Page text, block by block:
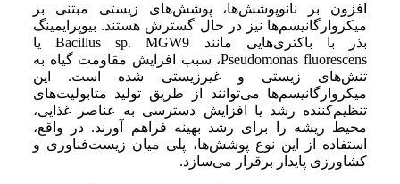
افزون بر نانوپوشش‌ها، پوشش‌های زیستی مبتنی بر
میکروارگانیسم‌ها نیز در حال گسترش هستند. بیوپرایمینگ
بذر با باکتری‌هایی مانند Bacillus sp. MGW9 یا
Pseudomonas fluorescens، سبب افزایش مقاومت گیاه به
تنش‌های زیستی و غیرزیستی شده است. این
میکروارگانیسم‌ها می‌توانند از طریق تولید متابولیت‌های
تنظیم‌کننده رشد یا افزایش دسترسی به عناصر غذایی،
محیط ریشه را برای رشد بهینه فراهم آورند. در واقع،
استفاده از این نوع پوشش‌ها، پلی میان زیست‌فناوری و
کشاورزی پایدار برقرار می‌سازد.